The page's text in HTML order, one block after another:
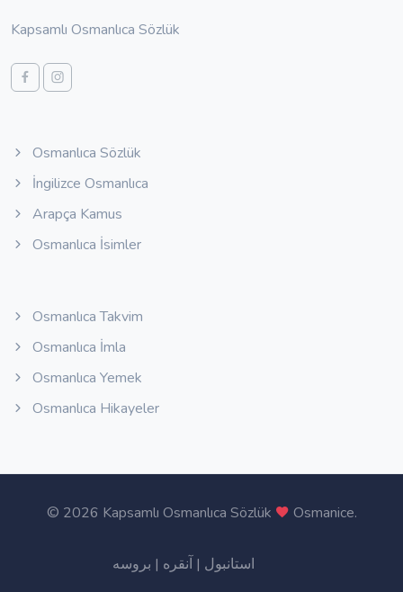
Kapsamlı Osmanlıca Sözlük
Osmanlıca Sözlük
İngilizce Osmanlıca
Arapça Kamus
Osmanlıca İsimler
Osmanlıca Takvim
Osmanlıca İmla
Osmanlıca Yemek
Osmanlıca Hikayeler
© 2026 Kapsamlı Osmanlıca Sözlük Osmanice.
استانبول | آنقره | بروسه